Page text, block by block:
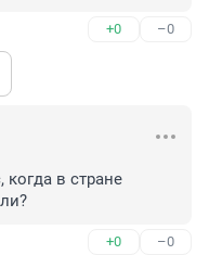
+0 –0
когда в стране
+0 –0